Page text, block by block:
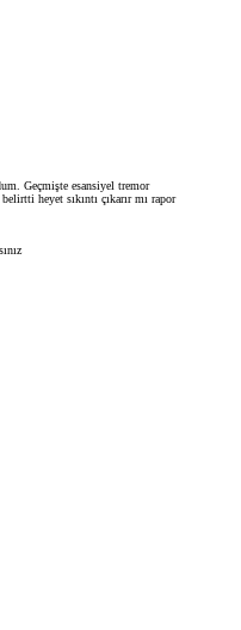
Geçmişte esansiyel tremor
heyet sıkıntı çıkarır mı rapor